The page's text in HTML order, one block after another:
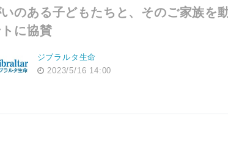
いのある子どもたちと、そのご家族を
に協賛
ジブラルタ生命
2023/5/16 14:00